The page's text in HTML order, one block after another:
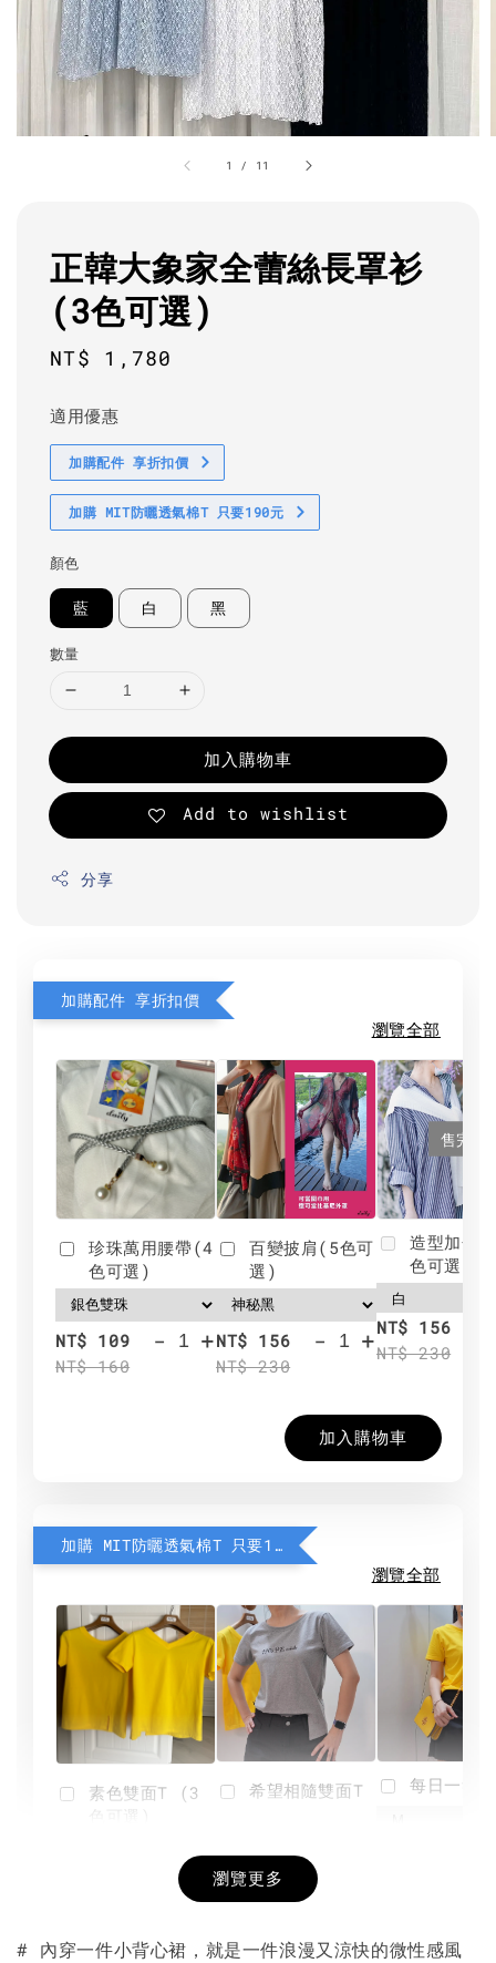
1 / 11
正韓大象家全蕾絲長罩衫
(3色可選)
Regular
NT$ 1,780
適用優惠
加購配件 享折扣價
加購 MIT防曬透氣棉T 只要190元
顏色
藍 白 黑
數量
加入購物車
Add to wishlist
分享
加購配件 享折扣價
瀏覽全部
珍珠萬用腰帶(4
色可選)
NT$ 109
NT$ 160
- +
百變披肩(5色可
選)
NT$ 156
NT$ 230
- +
售完
造型加分
色可選)
NT$ 156
NT$ 230
加入購物車
加購 MIT防曬透氣棉T 只要190元
瀏覽全部
素色雙面T (3
+
希望相隨雙面T
NT$ 190
-
每日一笑
瀏覽更多
# 內穿一件小背心裙，就是一件浪漫又涼快的微性感風